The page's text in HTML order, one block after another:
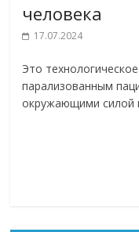
человека
17.07.2024
Это
парализованным
окружающими силой